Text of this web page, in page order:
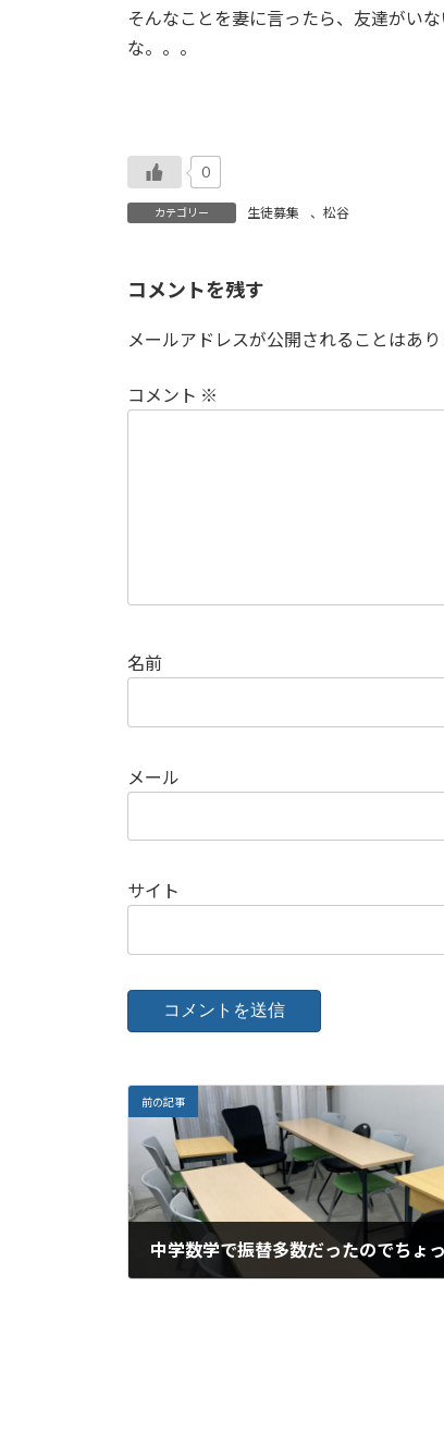
そんなことを妻に言ったら、友達がい
な。。。
0
カテゴリー 生徒募集 、 松谷
コメントを残す
メールアドレスが公開されることはあり
コメント ※
名前
メール
サイト
前の記事